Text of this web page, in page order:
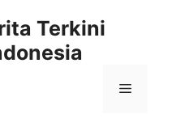
Terkini
Menu